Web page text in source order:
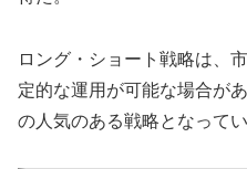
ロング・ショート戦略は、
定的な運用が可能な場合が
の人気のある戦略となってい